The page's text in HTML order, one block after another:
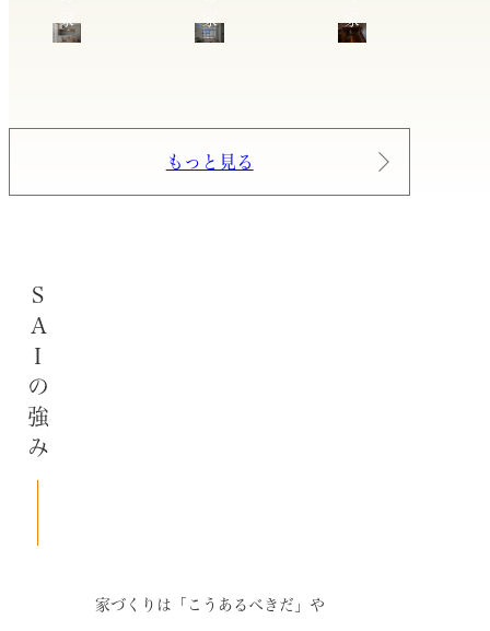
家
家
家
もっと見る
SAIの強み
家づくりは「こうあるべきだ」や